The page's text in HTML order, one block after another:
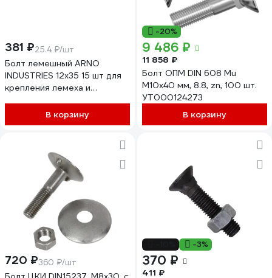
381 ₽25.4 ₽/шт
Болт лемешный ARNO
INDUSTRIES 12х35 15 шт для
крепления лемеха и
608 A08001203502507
В корзину
-20%
9 486 ₽
11 858 ₽
Болт ОПМ DIN 608 Mu
М10x40 мм, 8.8, zn, 100 шт.
УТ000124273
В корзину
720 ₽360 ₽/шт
-3%
370 ₽
411 ₽